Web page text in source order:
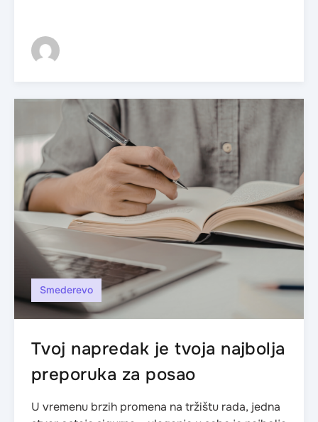
Smederevo
Tvoj napredak je tvoja najbolja
preporuka za posao
U vremenu brzih promena na tržištu rada, jedna